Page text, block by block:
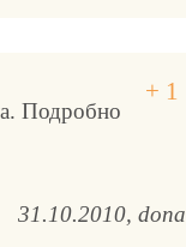
Подробно
31.10.2010 dona